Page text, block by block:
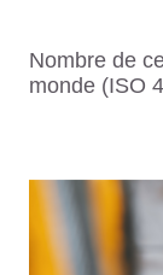
Nombre de
monde (ISO